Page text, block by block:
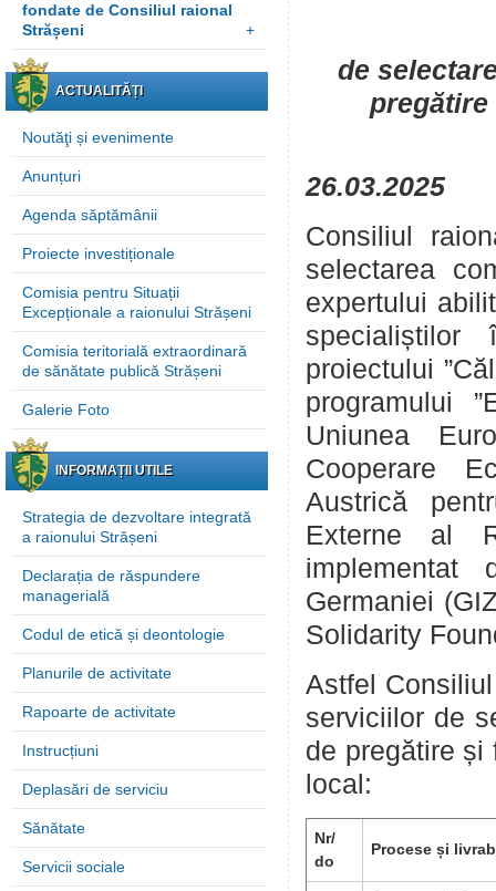
fondate de Consiliul raional
Strășeni
+
ACTUALITĂȚI
Noutăţi și evenimente
Anunțuri
Agenda săptămânii
Proiecte investiționale
Comisia pentru Situații
Excepționale a raionului Strășeni
Comisia teritorială extraordinară
de sănătate publică Strășeni
Galerie Foto
INFORMAȚII UTILE
Strategia de dezvoltare integrată
a raionului Strășeni
Declarația de răspundere
managerială
Codul de etică și deontologie
Planurile de activitate
Rapoarte de activitate
Instrucțiuni
Deplasări de serviciu
Sănătate
Servicii sociale
de
26.03.2025
Consiliul
selectarea
expertului
proiectului
programului
Uniunea
Cooperare
Austrică
Externe al
implementat
Germaniei
Solidarity
Astfel
serviciilor de
de pregătire și
local:
Nr/
do
Procese și